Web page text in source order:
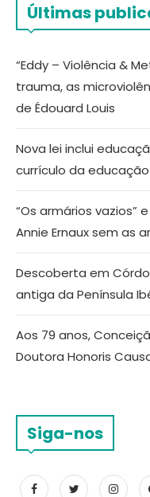
Últimas
“Eddy – Violência &
trauma, as
de Édouard Louis
Nova lei inclui
currículo da
“Os armários vazios”
Annie Ernaux sem as
Descoberta em
antiga da Península
Aos 79 anos,
Doutora Honoris
Siga-nos